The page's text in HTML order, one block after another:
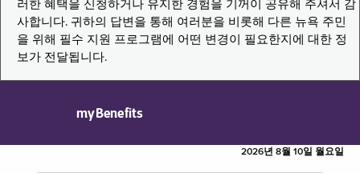
러한 혜택을 신청하거나 유지한 경험을 기꺼이 공유해 주셔서 감
사합니다. 귀하의 답변을 통해 여러분을 비롯해 다른 뉴욕 주민
을 위해 필수 지원 프로그램에 어떤 변경이 필요한지에 대한 정
보가 전달됩니다.
myBenefits
2026년 8월 10일 월요일